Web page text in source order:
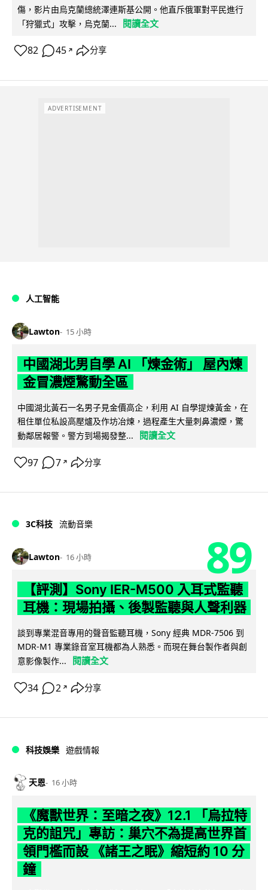
傷，影片由烏克蘭總統澤連斯基公開。他直斥俄軍對平民進行
「狩獵式」攻擊，烏克蘭...
閱讀全文
82 45 ↗ 分享
ADVERTISEMENT
人工智能
Lawton 15 小時
中國湖北男自學 AI 「煉金術」 屋內煉
金冒濃煙驚動全區
中國湖北黃石一名男子見金價高企，利用 AI 自學提煉黃金，在
租住單位私設高壓爐及作坊冶煉，過程產生大量刺鼻濃煙，驚
動鄰居報警。警方到場揭發整...
閱讀全文
97 7 ↗ 分享
3C科技 流動音樂
Lawton 16 小時 89
【評測】Sony IER-M500 入耳式監聽
耳機：現場拍攝、後製監聽與人聲利器
談到專業混音專用的聲音監聽耳機，Sony 經典 MDR-7506 到
MDR-M1 專業錄音室耳機都為人熟悉。而現在舞台製作者與創
意影像製作...
閱讀全文
34 2 ↗ 分享
科技娛樂 遊戲情報
天恩 16 小時
《魔獸世界：至暗之夜》12.1 「烏拉特
克的詛咒」專訪：巢穴不為提高世界首
領門檻而設 《諸王之眠》縮短約 10 分
鐘